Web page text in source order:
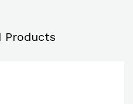
Products